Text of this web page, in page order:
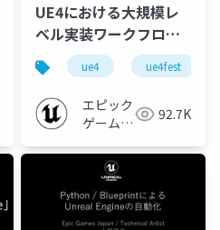
unreal fest east 2019
UE4における大規模レ
ベル実装ワークフロー
とブループリント活用
事例
ue4 ue4fest
エピック
ゲームズ
92.7K